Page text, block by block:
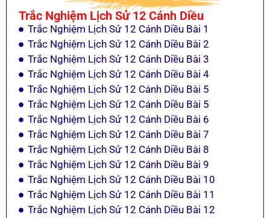
Trắc Nghiệm Lịch Sử 12 Cánh Diều
Trắc Nghiệm Lịch Sử 12 Cánh Diều Bài 1
Trắc Nghiệm Lịch Sử 12 Cánh Diều Bài 2
Trắc Nghiệm Lịch Sử 12 Cánh Diều Bài 3
Trắc Nghiệm Lịch Sử 12 Cánh Diều Bài 4
Trắc Nghiệm Lịch Sử 12 Cánh Diều Bài 5
Trắc Nghiệm Lịch Sử 12 Cánh Diều Bài 5
Trắc Nghiệm Lịch Sử 12 Cánh Diều Bài 6
Trắc Nghiệm Lịch Sử 12 Cánh Diều Bài 7
Trắc Nghiệm Lịch Sử 12 Cánh Diều Bài 8
Trắc Nghiệm Lịch Sử 12 Cánh Diều Bài 9
Trắc Nghiệm Lịch Sử 12 Cánh Diều Bài 10
Trắc Nghiệm Lịch Sử 12 Cánh Diều Bài 11
Trắc Nghiệm Lịch Sử 12 Cánh Diều Bài 12